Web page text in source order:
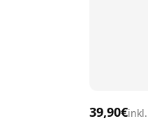
39,90€